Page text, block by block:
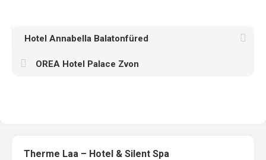
Hotel Annabella Balatonfüred
OREA Hotel Palace Zvon
Therme Laa – Hotel & Silent Spa